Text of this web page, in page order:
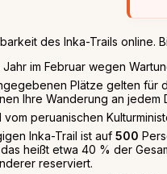
des Inka-Trails online.
im Februar wegen
Plätze gelten für
Ihre Wanderung an jedem
peruanischen
Inka-Trail ist auf 500
heißt etwa 40 % der
reserviert.